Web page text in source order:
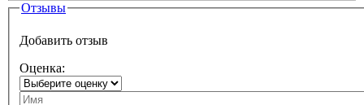
Отзывы
Добавить отзыв
Оценка: